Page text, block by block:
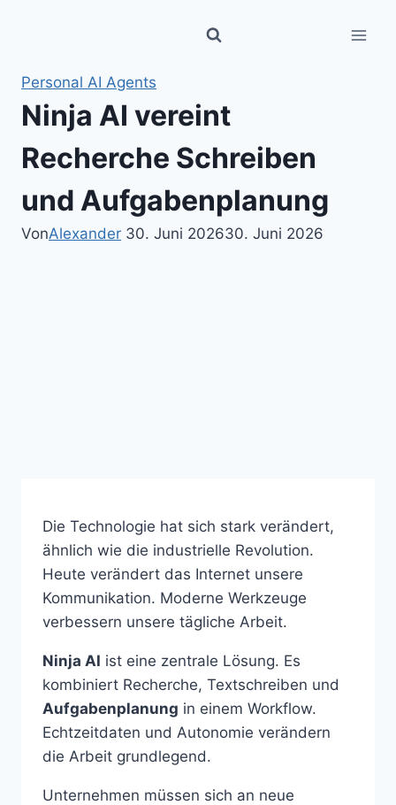
Personal AI Agents
Ninja AI vereint
Recherche Schreiben
und Aufgabenplanung
VonAlexander 30. Juni 202630. Juni 2026
Die Technologie hat sich stark verändert,
ähnlich wie die industrielle Revolution.
Heute verändert das Internet unsere
Kommunikation. Moderne Werkzeuge
verbessern unsere tägliche Arbeit.
Ninja AI ist eine zentrale Lösung. Es
kombiniert Recherche, Textschreiben und
Aufgabenplanung in einem Workflow.
Echtzeitdaten und Autonomie verändern
die Arbeit grundlegend.
Unternehmen müssen sich an neue